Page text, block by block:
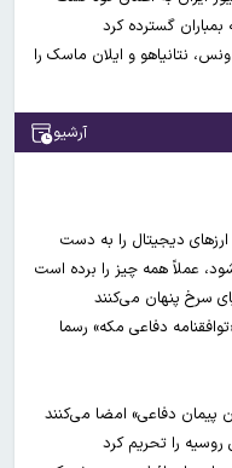
بمباران گسترده کرد
نتانیاهو و ایلان ماسک را
آرشیو
دیجیتال را به دست
عملاً همه چیز را برده است
سرخ پنهان می‌کنند
دفاعی مکه» رسما
پیمان دفاعی» امضا می‌کنند